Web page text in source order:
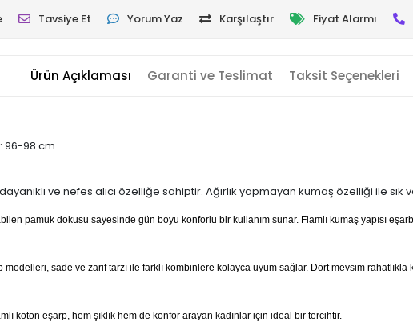
Tavsiye Et Yorum Yaz Karşılaştır Fiyat Alarmı
Ürün Açıklaması Garanti ve Teslimat Taksit Seçenekleri
96-98 cm
ve nefes alıcı özelliğe sahiptir. Ağırlık yapmayan kumaş özelliği ile
pamuk dokusu sayesinde gün boyu konforlu bir kullanım sunar. Flamlı kumaş yapısı
sade ve zarif tarzı ile farklı kombinlere kolayca uyum sağlar. Dört mevsim
koton eşarp, hem şıklık hem de konfor arayan kadınlar için ideal bir tercihtir.